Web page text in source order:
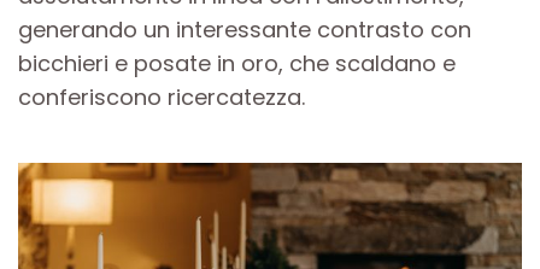
generando un interessante contrasto con
bicchieri e posate in oro, che scaldano e
conferiscono ricercatezza.